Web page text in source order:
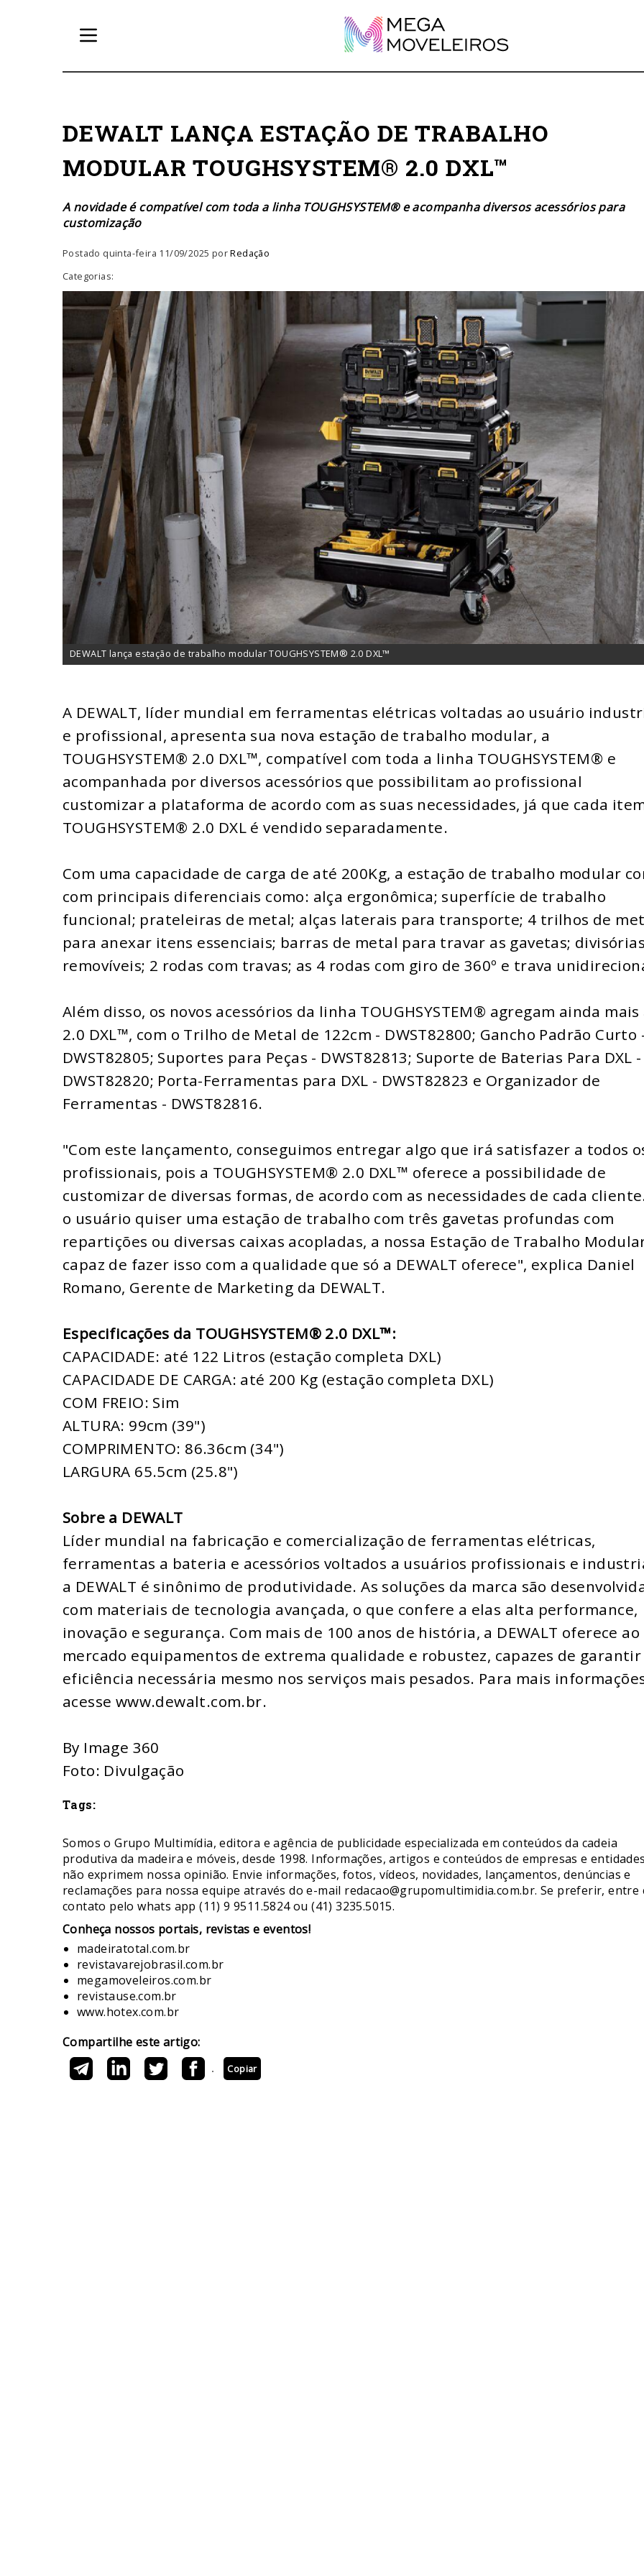
DEWALT LANÇA ESTAÇÃO DE TRABALHO
MODULAR TOUGHSYSTEM® 2.0 DXL™
A novidade é compatível com toda a linha TOUGHSYSTEM® e acompanha diversos acessórios para
customização
Postado quinta-feira 11/09/2025 porRedação
Categorias:
DEWALT lança estação de trabalho modular TOUGHSYSTEM® 2.0 DXL™
A DEWALT, líder mundial em ferramentas elétricas voltadas ao usuário
e profissional, apresenta sua nova estação de trabalho modular, a
TOUGHSYSTEM® 2.0 DXL™, compatível com toda a linha TOUGHSYSTEM® e
acompanhada por diversos acessórios que possibilitam ao profissional
customizar a plataforma de acordo com as suas necessidades, já que cada
TOUGHSYSTEM® 2.0 DXL é vendido separadamente.
Com uma capacidade de carga de até 200Kg, a estação de trabalho modular
com principais diferenciais como: alça ergonômica; superfície de trabalho
funcional; prateleiras de metal; alças laterais para transporte; 4 trilhos de
para anexar itens essenciais; barras de metal para travar as gavetas; divisórias
removíveis; 2 rodas com travas; as 4 rodas com giro de 360º e trava
Além disso, os novos acessórios da linha TOUGHSYSTEM® agregam ainda mais
2.0 DXL™, com o Trilho de Metal de 122cm - DWST82800; Gancho Padrão Curto
DWST82805; Suportes para Peças - DWST82813; Suporte de Baterias Para DXL -
DWST82820; Porta-Ferramentas para DXL - DWST82823 e Organizador de
Ferramentas - DWST82816.
"Com este lançamento, conseguimos entregar algo que irá satisfazer a todos
profissionais, pois a TOUGHSYSTEM® 2.0 DXL™ oferece a possibilidade de
customizar de diversas formas, de acordo com as necessidades de cada
o usuário quiser uma estação de trabalho com três gavetas profundas com
repartições ou diversas caixas acopladas, a nossa Estação de Trabalho
capaz de fazer isso com a qualidade que só a DEWALT oferece", explica Daniel
Romano, Gerente de Marketing da DEWALT.
Especificações da TOUGHSYSTEM® 2.0 DXL™:
CAPACIDADE: até 122 Litros (estação completa DXL)
CAPACIDADE DE CARGA: até 200 Kg (estação completa DXL)
COM FREIO: Sim
ALTURA: 99cm (39")
COMPRIMENTO: 86.36cm (34")
LARGURA 65.5cm (25.8")
Sobre a DEWALT
Líder mundial na fabricação e comercialização de ferramentas elétricas,
ferramentas a bateria e acessórios voltados a usuários profissionais e
a DEWALT é sinônimo de produtividade. As soluções da marca são
com materiais de tecnologia avançada, o que confere a elas alta performance,
inovação e segurança. Com mais de 100 anos de história, a DEWALT oferece ao
mercado equipamentos de extrema qualidade e robustez, capazes de garantir
eficiência necessária mesmo nos serviços mais pesados. Para mais
acesse www.dewalt.com.br.
By Image 360
Foto: Divulgação
Tags:
Somos o Grupo Multimídia, editora e agência de publicidade especializada em conteúdos da cadeia
produtiva da madeira e móveis, desde 1998. Informações, artigos e conteúdos de empresas e entidades
não exprimem nossa opinião. Envie informações, fotos, vídeos, novidades, lançamentos, denúncias e
reclamações para nossa equipe através do e-mail redacao@grupomultimidia.com.br. Se preferir, entre
contato pelo whats app (11) 9 9511.5824 ou (41) 3235.5015.
​Conheça nossos ​portais, revistas e eventos​!
madeiratotal.com.br
revistavarejobrasil.com.br
megamoveleiros.com.br
revistause.com.br
www.hotex.com.br
Compartilhe este artigo:
Copiar